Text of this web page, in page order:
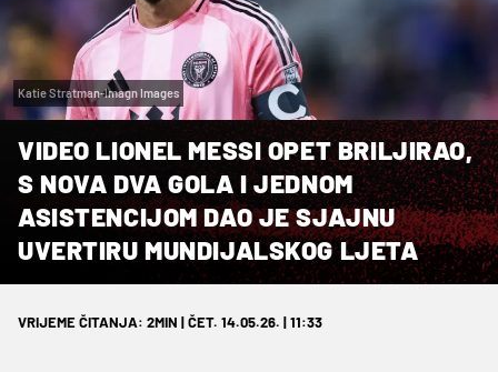
Katie Stratman-Imagn Images
VIDEO LIONEL MESSI OPET BRILJIRAO,
S NOVA DVA GOLA I JEDNOM
ASISTENCIJOM DAO JE SJAJNU
UVERTIRU MUNDIJALSKOG LJETA
VRIJEME ČITANJA: 2MIN | ČET. 14.05.26. | 11:33